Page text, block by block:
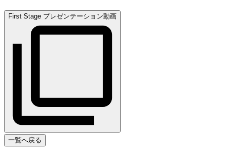
First Stage プレゼンテーション動画
一覧へ戻る